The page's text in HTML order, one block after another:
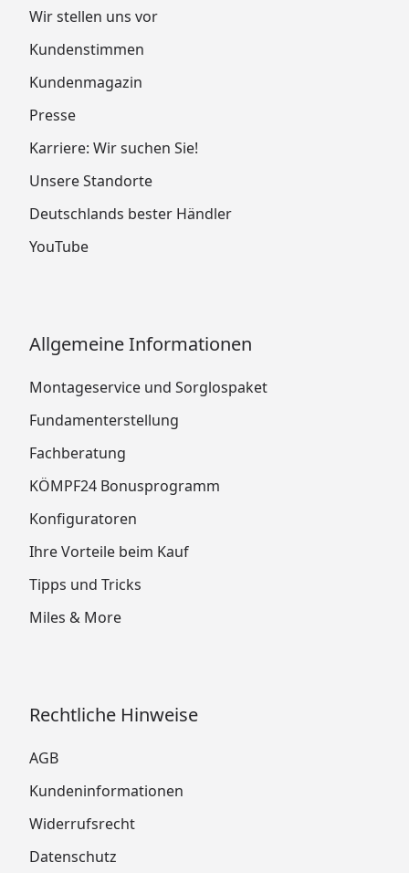
Wir stellen uns vor
Kundenstimmen
Kundenmagazin
Presse
Karriere: Wir suchen Sie!
Unsere Standorte
Deutschlands bester Händler
YouTube
Allgemeine Informationen
Montageservice und Sorglospaket
Fundamenterstellung
Fachberatung
KÖMPF24 Bonusprogramm
Konfiguratoren
Ihre Vorteile beim Kauf
Tipps und Tricks
Miles & More
Rechtliche Hinweise
AGB
Kundeninformationen
Widerrufsrecht
Datenschutz